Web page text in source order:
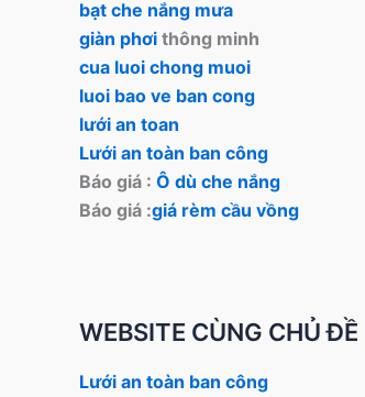
bạt che nắng mưa
giàn phơi thông minh
cua luoi chong muoi
luoi bao ve ban cong
lưới an toan
Lưới an toàn ban công
Báo giá : Ô dù che nắng
Báo giá :giá rèm cầu vồng
WEBSITE CÙNG CHỦ ĐỀ
Lưới an toàn ban công